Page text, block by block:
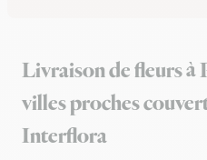
Livraison de fleurs à
villes proches
Interflora